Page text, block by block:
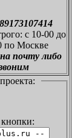
с 10-00 до
по Москве
почту либо